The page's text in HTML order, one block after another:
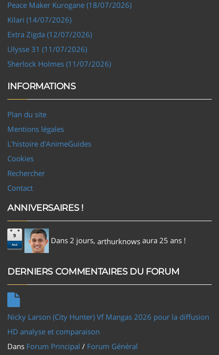
Peace Maker Kurogane (18/07/2026)
Kilari (14/07/2026)
Extra Zigda (12/07/2026)
Ulysse 31 (11/07/2026)
Sherlock Holmes (11/07/2026)
INFORMATIONS
Plan du site
Mentions légales
L'histoire d'AnimeGuides
Cookies
Rechercher
Contact
ANNIVERSAIRES !
9
Aoû Dans 2 jours, arthurknows aura 25 ans !
DERNIERS COMMENTAIRES DU FORUM
Nicky Larson (City Hunter) Vf Mangas 2026 pour la diffusion
HD analyse et comparaison
Dans Forum Principal / Forum Général